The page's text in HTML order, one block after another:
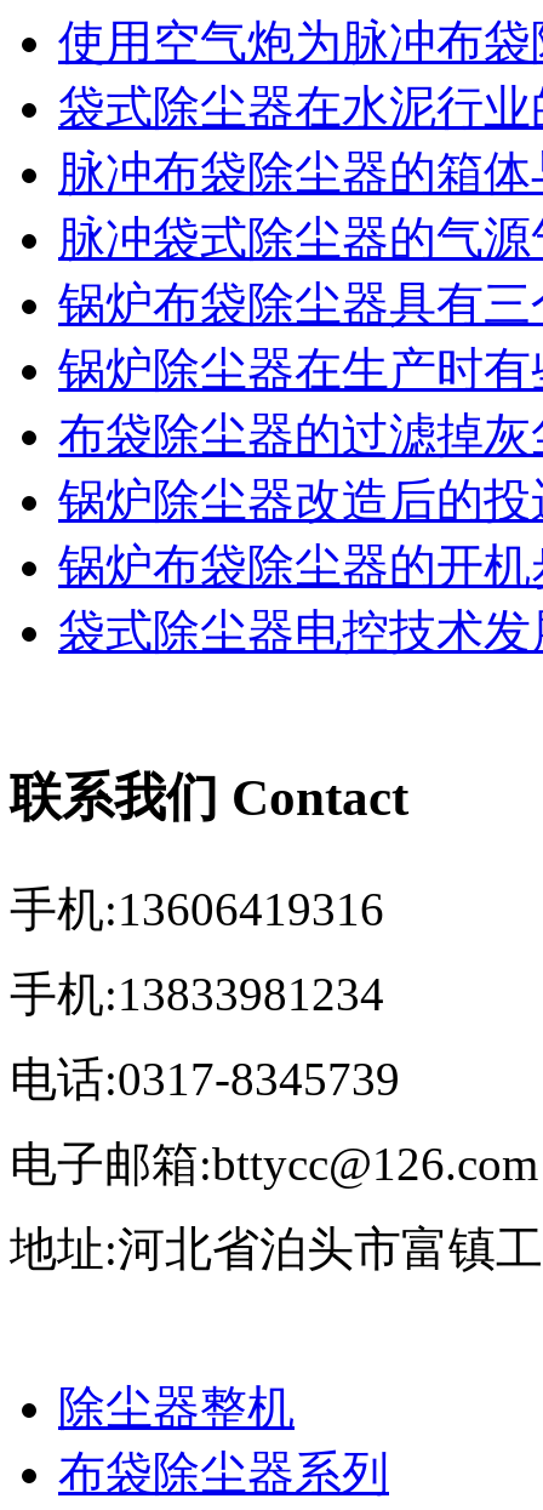
使用空气炮为脉冲布
袋式除尘器在水泥行
脉冲布袋除尘器的箱
脉冲袋式除尘器的气
锅炉布袋除尘器具有
锅炉除尘器在生产时
布袋除尘器的过滤掉
锅炉除尘器改造后的
锅炉布袋除尘器的开机
袋式除尘器电控技术发
联系我们 Contact
手机:13606419316
手机:13833981234
电话:0317-8345739
电子邮箱:bttycc@126.com
地址:河北省泊头市富镇
除尘器整机
布袋除尘器系列